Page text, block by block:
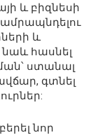
և բիզնեսի
ամրապնդելու
և
նաև հասնել
ստանալ
գտնել
նոր